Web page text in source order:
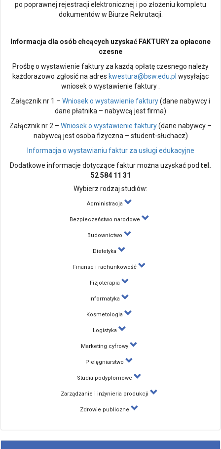
po poprawnej rejestracji elektronicznej i po złożeniu kompletu
dokumentów w Biurze Rekrutacji.
Informacja dla osób chcących uzyskać FAKTURY za opłacone
czesne
Prośbę o wystawienie faktury za każdą opłatę czesnego należy
każdorazowo zgłosić na adres kwestura@bsw.edu.pl wysyłając
wniosek o wystawienie faktury .
Załącznik nr 1 – Wniosek o wystawienie faktury(dane nabywcy i
dane płatnika – nabywcą jest firma)
Załącznik nr 2 – Wniosek o wystawienie faktury(dane nabywcy –
nabywcą jest osoba fizyczna – student-słuchacz)
Informacja o wystawianiu faktur za usługi edukacyjne
Dodatkowe informacje dotyczące faktur można uzyskać pod tel.
52 584 11 31
Wybierz rodzaj studiów:
Administracja
Bezpieczeństwo narodowe
Budownictwo
Dietetyka
Finanse i rachunkowość
Fizjoterapia
Informatyka
Kosmetologia
Logistyka
Marketing cyfrowy
Pielęgniarstwo
Studia podyplomowe
Zarządzanie i inżynieria produkcji
Zdrowie publiczne